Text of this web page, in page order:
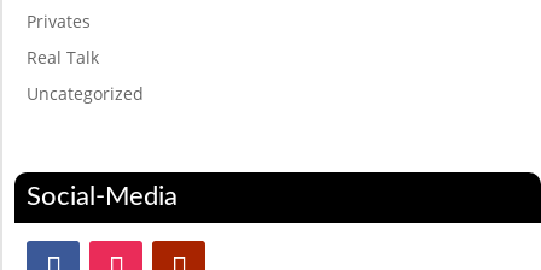
Privates
Real Talk
Uncategorized
Social-Media